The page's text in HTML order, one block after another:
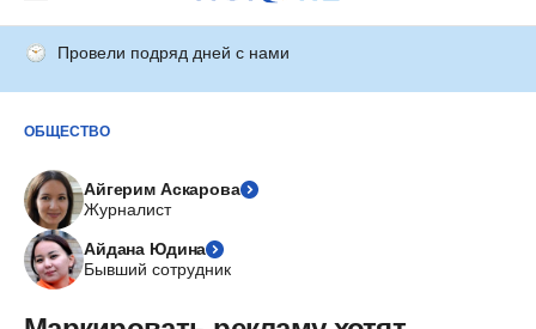
Провели подряд дней с нами
ОБЩЕСТВО
Айгерим Аскарова
Журналист
Айдана Юдина
Бывший сотрудник